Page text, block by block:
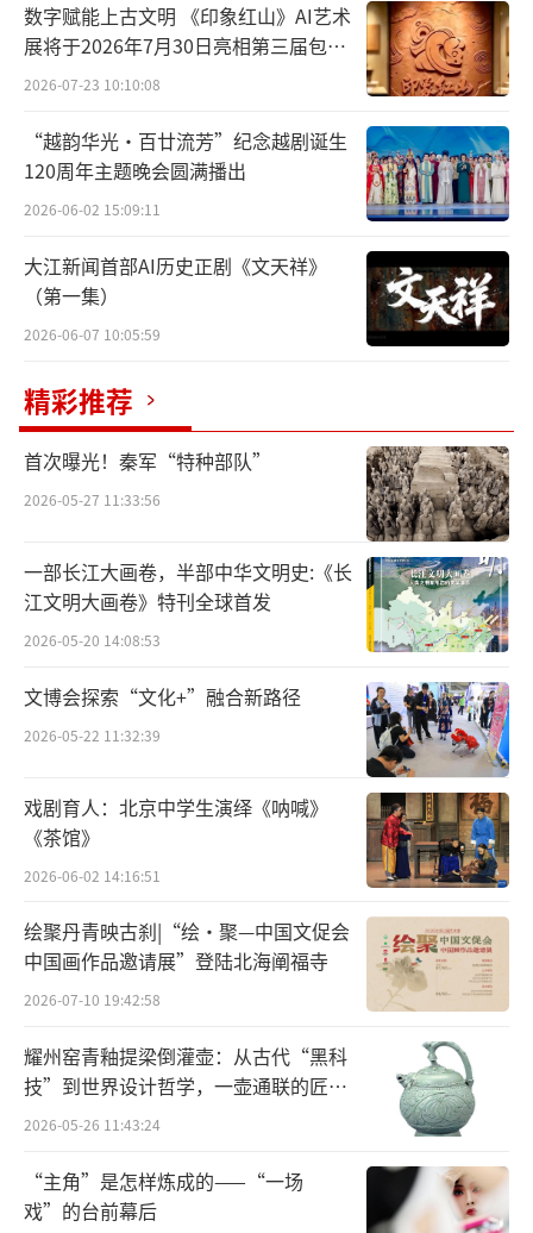
数字赋能上古文明 《印象红山》AI艺术
展将于2026年7月30日亮相第三届包头
艺博会
2026-07-23 10:10:08
“越韵华光·百廿流芳”纪念越剧诞生
120周年主题晚会圆满播出
2026-06-02 15:09:11
大江新闻首部AI历史正剧《文天祥》
（第一集）
2026-06-07 10:05:59
精彩推荐
首次曝光！秦军“特种部队”
2026-05-27 11:33:56
一部长江大画卷，半部中华文明史:《长
江文明大画卷》特刊全球首发
2026-05-20 14:08:53
文博会探索“文化+”融合新路径
2026-05-22 11:32:39
戏剧育人：北京中学生演绎《呐喊》
《茶馆》
2026-06-02 14:16:51
绘聚丹青映古刹|“绘·聚—中国文促会
中国画作品邀请展”登陆北海阐福寺
2026-07-10 19:42:58
耀州窑青釉提梁倒灌壶：从古代“黑科
技”到世界设计哲学，一壶通联的匠心
宇宙
2026-05-26 11:43:24
“主角”是怎样炼成的——“一场
戏”的台前幕后